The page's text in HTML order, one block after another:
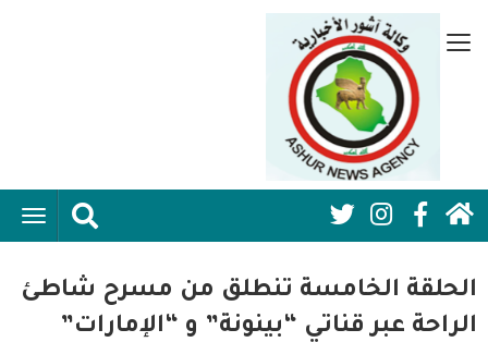
إلى
Social
Media:
Header
الحلقة الخامسة تنطلق من مسرح شاطئ
الراحة عبر قناتي “بينونة” و “الإمارات”
قائمة
جانبية
الرئيسية
اقتصاد واعمال